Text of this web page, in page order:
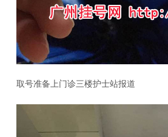
取号准备上门诊三楼护士站报道